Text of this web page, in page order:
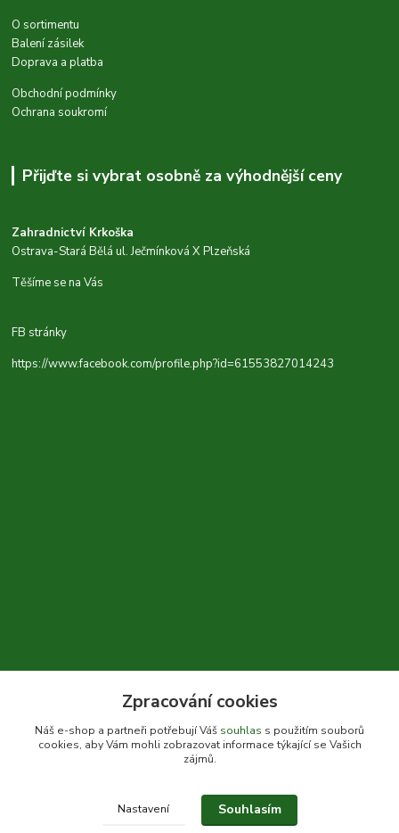
O sortimentu
Balení zásilek
Doprava a platba
Obchodní podmínky
Ochrana soukromí
Přijďte si vybrat osobně za výhodnější ceny
Zahradnictví Krkoška
Ostrava-Stará Bělá ul. Ječmínková X Plzeňská
Těšíme se na Vás
FB stránky
https://www.facebook.com/profile.php?id=61553827014243
+420 604 310 066
Zpracování cookies
Náš e-shop a partneři potřebují Váš souhlas s použitím souborů
cookies, aby Vám mohli zobrazovat informace týkající se Vašich
zájmů.
Nastavení Souhlasím